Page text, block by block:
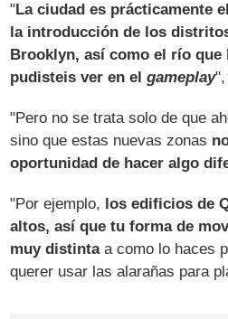
"La ciudad es prácticamente
la introducción de los
Brooklyn, así como el río que
pudisteis ver en elgameplay",
"Pero no se trata solo de que
sino que estas nuevas zonas
oportunidad de hacer algo
"Por ejemplo, los edificios de
altos, así que tu forma de
muy distintaa como lo haces
querer usar las alarañas para